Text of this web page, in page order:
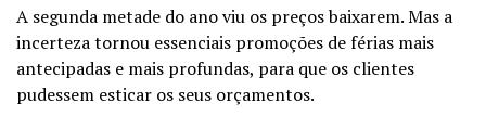
A segunda metade do ano viu os preços baixarem. Mas a
incerteza tornou essenciais promoções de férias mais
antecipadas e mais profundas, para que os clientes
pudessem esticar os seus orçamentos.